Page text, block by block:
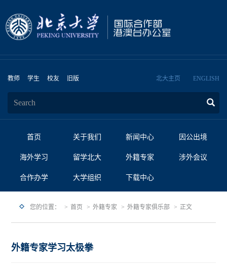
教师 学生 校友 旧版 北大主页 ENGLISH
首页 关于我们 新闻中心 因公出境
海外学习 留学北大 外籍专家 涉外会议
合作办学 大学组织 下载中心
您的位置： 首页 外籍专家 外籍专家俱乐部 正文
外籍专家学习太极拳